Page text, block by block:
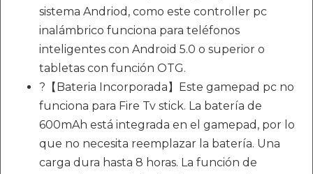
sistema Andriod, como este controller pc
inalámbrico funciona para teléfonos
inteligentes con Android 5.0 o superior o
tabletas con función OTG.
?【Bateria Incorporada】Este gamepad pc no
funciona para Fire Tv stick. La batería de
600mAh está integrada en el gamepad, por lo
que no necesita reemplazar la batería. Una
carga dura hasta 8 horas. La función de